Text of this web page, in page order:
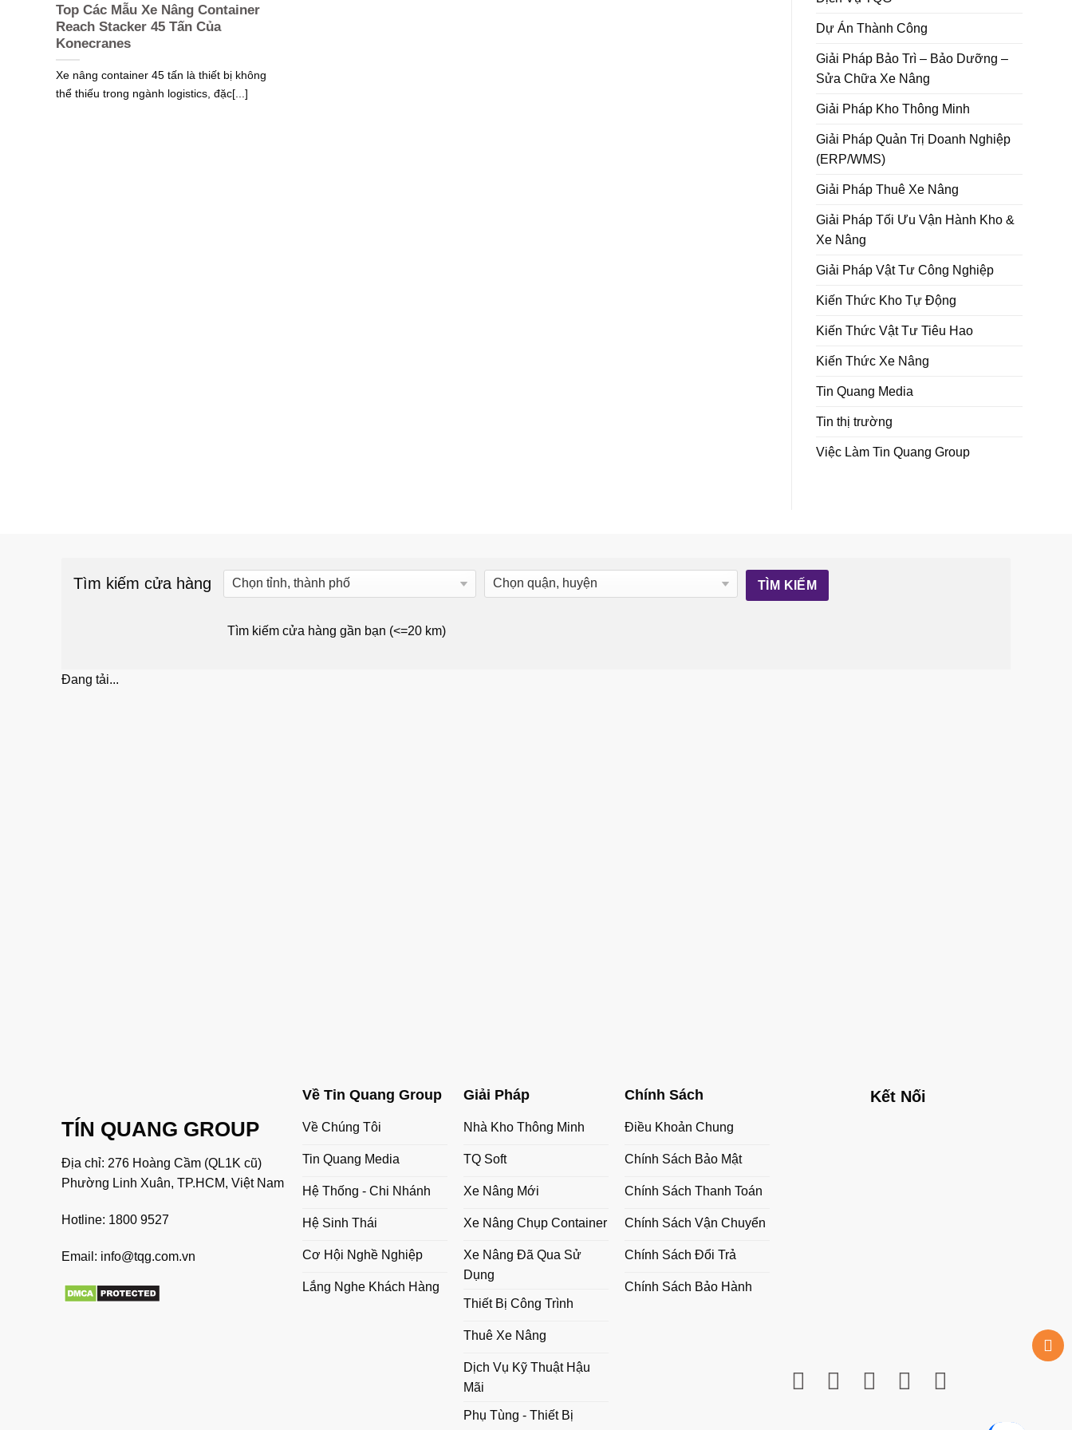
Top Các Mẫu Xe Nâng Container
Reach Stacker 45 Tấn Của
Konecranes
Xe nâng container 45 tấn là thiết bị không
thể thiếu trong ngành logistics, đặc[...]
Dự Án Thành Công
Giải Pháp Bảo Trì – Bảo Dưỡng –
Sửa Chữa Xe Nâng
Giải Pháp Kho Thông Minh
Giải Pháp Quản Trị Doanh Nghiệp
(ERP/WMS)
Giải Pháp Thuê Xe Nâng
Giải Pháp Tối Ưu Vận Hành Kho &
Xe Nâng
Giải Pháp Vật Tư Công Nghiệp
Kiến Thức Kho Tự Động
Kiến Thức Vật Tư Tiêu Hao
Kiến Thức Xe Nâng
Tin Quang Media
Tin thị trường
Việc Làm Tin Quang Group
Tìm kiếm cửa hàng
Tìm kiếm cửa hàng gần bạn (<=20 km)
Đang tải...
TÍN QUANG GROUP
Địa chỉ: 276 Hoàng Cầm (QL1K cũ)
Phường Linh Xuân, TP.HCM, Việt Nam
Hotline: 1800 9527
Email: info@tqg.com.vn
Về Tin Quang Group
Về Chúng Tôi
Tin Quang Media
Hệ Thống - Chi Nhánh
Hệ Sinh Thái
Cơ Hội Nghề Nghiệp
Lắng Nghe Khách Hàng
Giải Pháp
Nhà Kho Thông Minh
TQ Soft
Xe Nâng Mới
Xe Nâng Chụp Container
Xe Nâng Đã Qua Sử
Dụng
Thiết Bị Công Trình
Thuê Xe Nâng
Dịch Vụ Kỹ Thuật Hậu
Mãi
Phụ Tùng - Thiết Bị
Chính Sách
Điều Khoản Chung
Chính Sách Bảo Mật
Chính Sách Thanh Toán
Chính Sách Vận Chuyển
Chính Sách Đổi Trả
Chính Sách Bảo Hành
Kết Nối